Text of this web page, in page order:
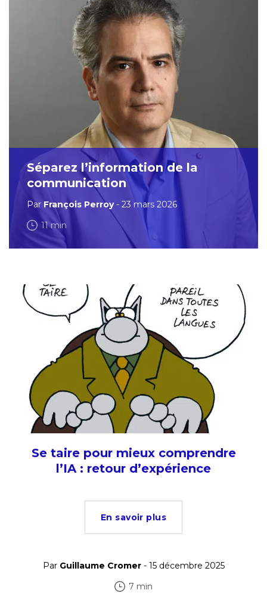
Séparez l’information de la
communication
Par François Perroy- 23 mars 2026
11 min
Se taire pour mieux comprendre
l’IA : retour d’expérience
En savoir plus
Par Guillaume Cromer- 15 décembre 2025
7 min